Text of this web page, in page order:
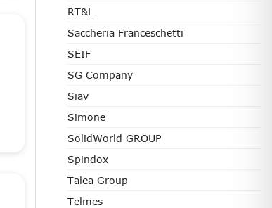
RT&L
Saccheria Franceschetti
SEIF
SG Company
Siav
Simone
SolidWorld GROUP
Spindox
Talea Group
Telmes